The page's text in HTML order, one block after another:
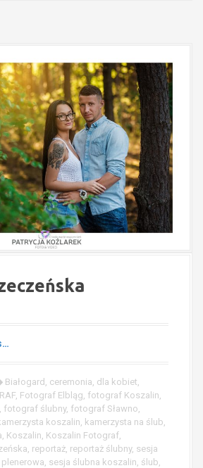
Białogard ceremonia dla kobiet
Fotograf Elbląg fotograf Koszalin
fotograf ślubny, fotograf Sławno
koszalin kamerzysta na ślub
Koszalin Koszalin Fotograf
reportaż reportaż ślubny, sesja
sesja ślubna koszalin ślub